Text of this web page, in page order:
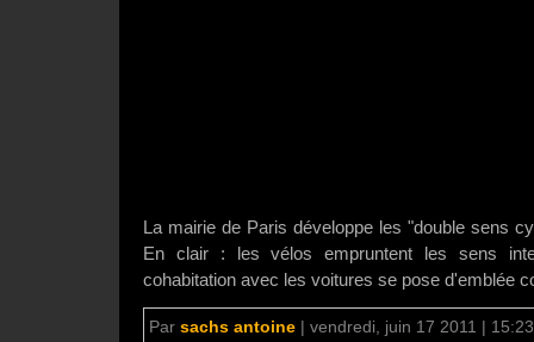
La mairie de Paris développe les "double sens
En clair : les vélos empruntent les sens
cohabitation avec les voitures se pose d'emblée
Par sachs antoine | vendredi, juin 17 2011 | 15:23